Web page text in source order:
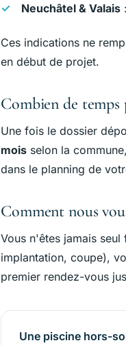
Neuchâtel & Valais
Ces indications ne
en début de projet.
Combien de
Une fois le dossier
mois selon la
dans le planning de
Comment nous
Vous n'êtes jamais
implantation, coupe),
premier rendez-vous
Une piscine hors-